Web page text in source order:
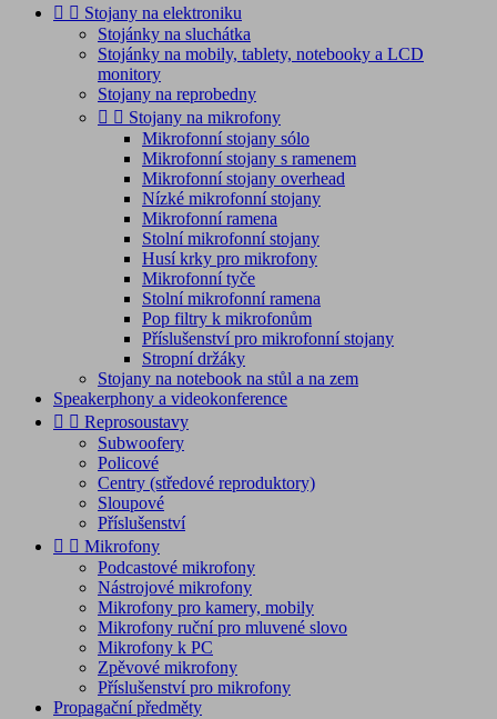
  Stojany na elektroniku
Stojánky na sluchátka
Stojánky na mobily, tablety, notebooky a LCD
monitory
Stojany na reprobedny
  Stojany na mikrofony
Mikrofonní stojany sólo
Mikrofonní stojany s ramenem
Mikrofonní stojany overhead
Nízké mikrofonní stojany
Mikrofonní ramena
Stolní mikrofonní stojany
Husí krky pro mikrofony
Mikrofonní tyče
Stolní mikrofonní ramena
Pop filtry k mikrofonům
Příslušenství pro mikrofonní stojany
Stropní držáky
Stojany na notebook na stůl a na zem
Speakerphony a videokonference
  Reprosoustavy
Subwoofery
Policové
Centry (středové reproduktory)
Sloupové
Příslušenství
  Mikrofony
Podcastové mikrofony
Nástrojové mikrofony
Mikrofony pro kamery, mobily
Mikrofony ruční pro mluvené slovo
Mikrofony k PC
Zpěvové mikrofony
Příslušenství pro mikrofony
Propagační předměty